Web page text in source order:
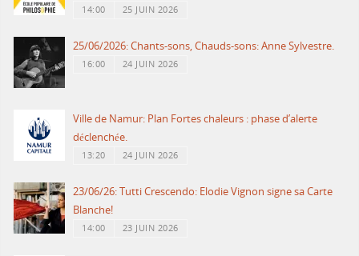
14:00 25 JUIN 2026
25/06/2026: Chants-sons, Chauds-sons: Anne Sylvestre.
16:00 24 JUIN 2026
Ville de Namur: Plan Fortes chaleurs : phase d’alerte
déclenchée.
13:20 24 JUIN 2026
23/06/26: Tutti Crescendo: Elodie Vignon signe sa Carte
Blanche!
14:00 23 JUIN 2026